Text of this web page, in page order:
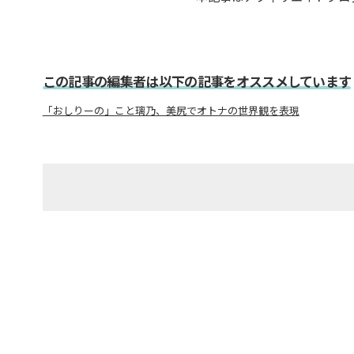
この記事の編集者は以下の記事をオススメしています
「おしりーの」こと璃乃、美尻でオトナの世界観を表現